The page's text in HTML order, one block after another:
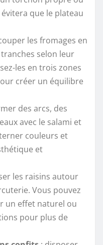
que le plateau
les fromages en
selon leur
les en trois zones
créer un équilibre
des arcs, des
avec le salami et
couleurs et
et
les raisins autour
Vous pouvez
un effet naturel ou
pour plus de